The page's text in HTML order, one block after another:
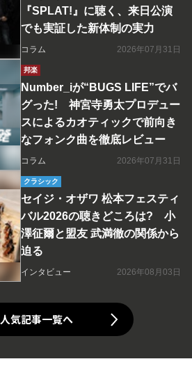
『SPLAT!』に聴く、来日公演
でも実証した新体制の実力
コラム 2026年07月31日
邦楽
Number_iが“BUGS LIFE”でバ
グった! 神宮寺勇太プロデュー
スによるカオティックで前向き
なフォンク曲を徹底レビュー
コラム 2026年07月31日
クラシック
セイジ・オザワ 松本フェスティ
バル2026の聴きどころは? 小
澤征爾と盟友 武満徹の関係から
迫る
インタビュー 2026年08月03日
人気記事一覧へ